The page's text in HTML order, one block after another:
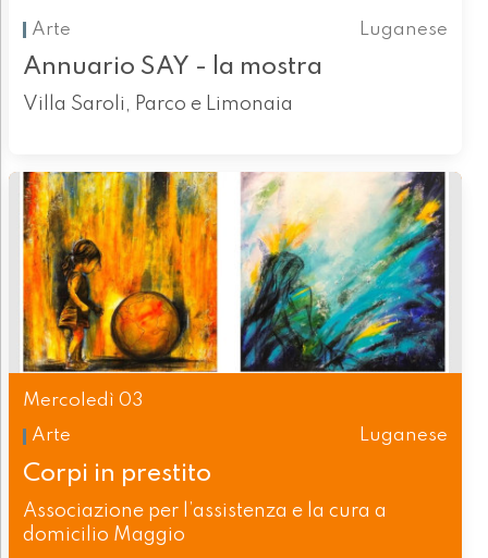
Arte
Luganese
Annuario SAY - la mostra
Villa Saroli, Parco e Limonaia
Mercoledì 03
Arte
Luganese
Corpi in prestito
Associazione per l’assistenza e la cura a
domicilio Maggio